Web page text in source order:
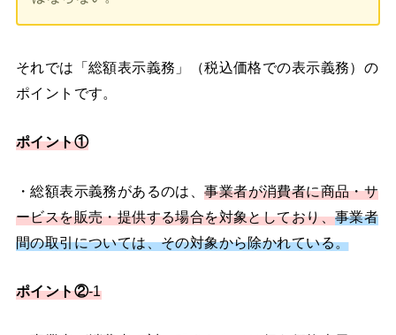
それでは「総額表示義務」（税込価格での表示義務）の
ポイントです。
ポイント①
・総額表示義務があるのは、事業者が消費者に商品・サ
ービスを販売・提供する場合を対象としており、事業者
間の取引については、その対象から除かれている。
ポイント②-1